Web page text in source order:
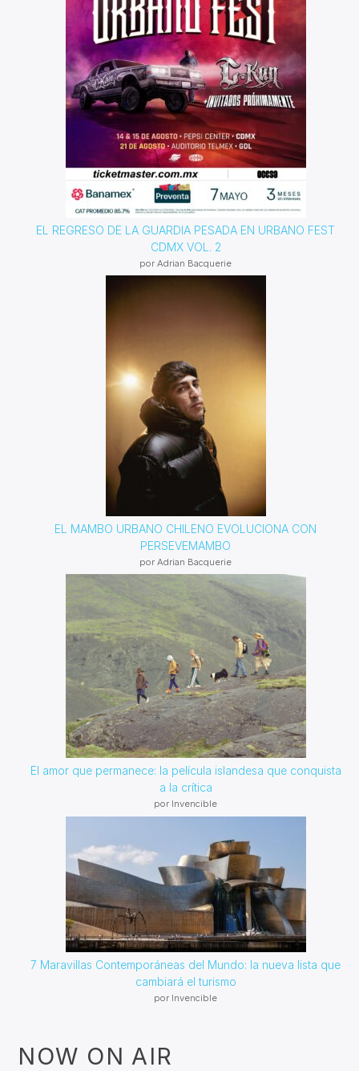
EL REGRESO DE LA GUARDIA PESADA EN URBANO FEST
CDMX VOL. 2
por Adrian Bacquerie
EL MAMBO URBANO CHILENO EVOLUCIONA CON
PERSEVEMAMBO
por Adrian Bacquerie
El amor que permanece: la película islandesa que conquista
a la crítica
por Invencible
7 Maravillas Contemporáneas del Mundo: la nueva lista que
cambiará el turismo
por Invencible
NOW ON AIR